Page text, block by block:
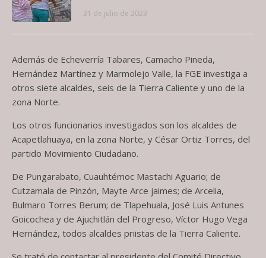
31 de julio de 2023
Además de Echeverría Tabares, Camacho Pineda,
Hernández Martínez y Marmolejo Valle, la FGE investiga a
otros siete alcaldes, seis de la Tierra Caliente y uno de la
zona Norte.
Los otros funcionarios investigados son los alcaldes de
Acapetlahuaya, en la zona Norte, y César Ortiz Torres, del
partido Movimiento Ciudadano.
De Pungarabato, Cuauhtémoc Mastachi Aguario; de
Cutzamala de Pinzón, Mayte Arce jaimes; de Arcelia,
Bulmaro Torres Berum; de Tlapehuala, José Luis Antunes
Goicochea y de Ajuchitlán del Progreso, Víctor Hugo Vega
Hernández, todos alcaldes priistas de la Tierra Caliente.